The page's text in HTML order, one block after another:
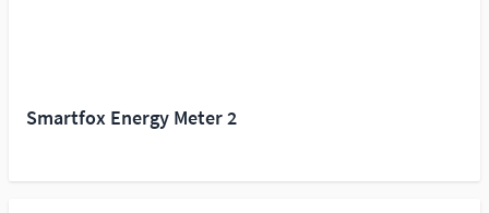
Smartfox Energy Meter 2